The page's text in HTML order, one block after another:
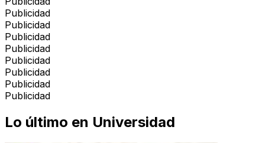
Publicidad
Publicidad
Publicidad
Publicidad
Publicidad
Publicidad
Publicidad
Publicidad
Lo último en Universidad